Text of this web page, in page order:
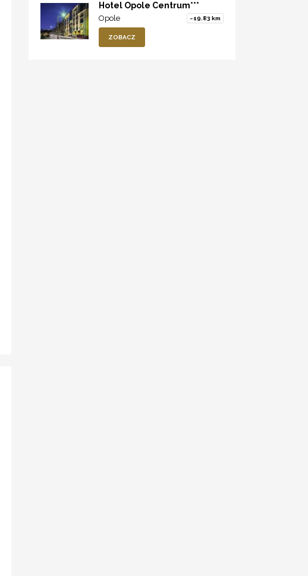
Hotel Opole Centrum***
Opole ~19.83 km
ZOBACZ